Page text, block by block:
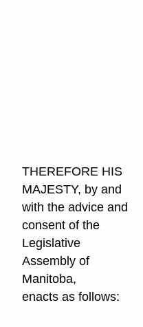
THEREFORE HIS
MAJESTY, by and
with the advice and
consent of the
Legislative
Assembly of
Manitoba,
enacts as follows: